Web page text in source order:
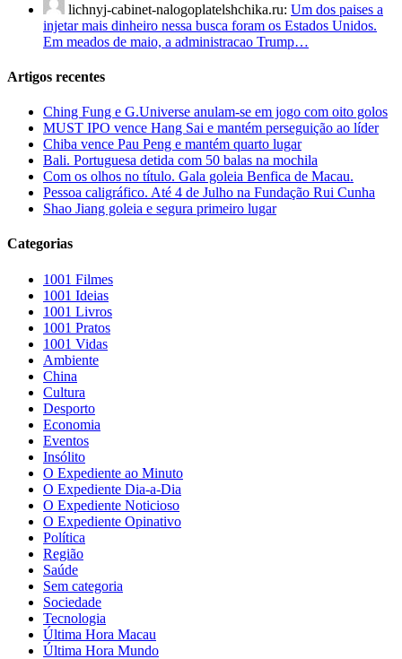
lichnyj-cabinet-nalogoplatelshchika.ru: Um dos paises a
injetar mais dinheiro nessa busca foram os Estados Unidos.
Em meados de maio, a administracao Trump…
Artigos recentes
Ching Fung e G.Universe anulam-se em jogo com oito golos
MUST IPO vence Hang Sai e mantém perseguição ao líder
Chiba vence Pau Peng e mantém quarto lugar
Bali. Portuguesa detida com 50 balas na mochila
Com os olhos no título. Gala goleia Benfica de Macau.
Pessoa caligráfico. Até 4 de Julho na Fundação Rui Cunha
Shao Jiang goleia e segura primeiro lugar
Categorias
1001 Filmes
1001 Ideias
1001 Livros
1001 Pratos
1001 Vidas
Ambiente
China
Cultura
Desporto
Economia
Eventos
Insólito
O Expediente ao Minuto
O Expediente Dia-a-Dia
O Expediente Noticioso
O Expediente Opinativo
Política
Região
Saúde
Sem categoria
Sociedade
Tecnologia
Última Hora Macau
Última Hora Mundo